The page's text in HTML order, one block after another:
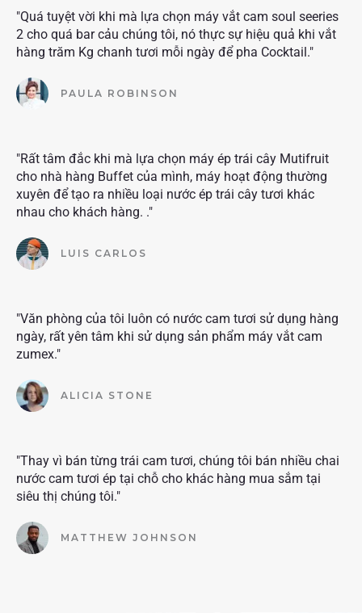
"Quá tuyệt vời khi mà lựa chọn máy vắt cam soul seeries
2 cho quá bar cảu chúng tôi, nó thực sự hiệu quả khi vắt
hàng trăm Kg chanh tươi mỗi ngày để pha Cocktail."
PAULA ROBINSON
"Rất tâm đắc khi mà lựa chọn máy ép trái cây Mutifruit
cho nhà hàng Buffet của mình, máy hoạt động thường
xuyên để tạo ra nhiều loại nước ép trái cây tươi khác
nhau cho khách hàng. ."
LUIS CARLOS
"Văn phòng của tôi luôn có nước cam tươi sử dụng hàng
ngày, rất yên tâm khi sử dụng sản phẩm máy vắt cam
zumex."
ALICIA STONE
"Thay vì bán từng trái cam tươi, chúng tôi bán nhiều chai
nước cam tươi ép tại chỗ cho khác hàng mua sắm tại
siêu thị chúng tôi."
MATTHEW JOHNSON